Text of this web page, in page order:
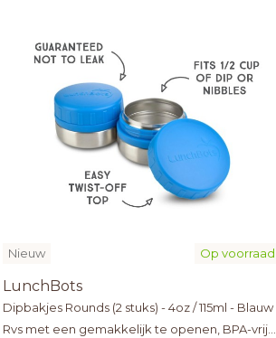
Op voorraad
Nieuw
LunchBots
Dipbakjes Rounds (2 stuks) - 4oz / 115ml - Blauw
Rvs met een gemakkelijk te openen, BPA-vrije